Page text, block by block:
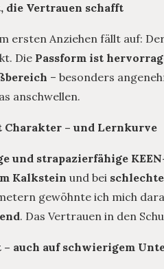
die Vertrauen schafft
ersten Anziehen fällt auf:
Die Passform ist
– besonders
anschwellen.
Charakter – und Lernkurve
und strapazierfähige
Kalkstein und bei
gewöhnte ich mich
. Das Vertrauen in den
– auch auf schwierigem